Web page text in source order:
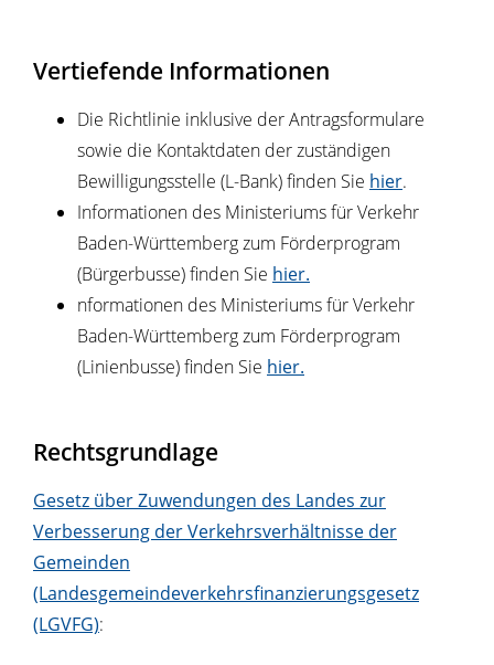
Vertiefende Informationen
Die Richtlinie inklusive der Antragsformulare
sowie die Kontaktdaten der zuständigen
Bewilligungsstelle (L-Bank) finden Sie hier.
Informationen des Ministeriums für Verkehr
Baden-Württemberg zum Förderprogram
(Bürgerbusse) finden Sie hier.
nformationen des Ministeriums für Verkehr
Baden-Württemberg zum Förderprogram
(Linienbusse) finden Sie hier.
Rechtsgrundlage
Gesetz über Zuwendungen des Landes zur
Verbesserung der Verkehrsverhältnisse der
Gemeinden
(Landesgemeindeverkehrsfinanzierungsgesetz
(LGVFG):